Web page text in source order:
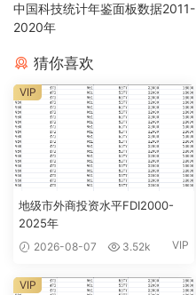
中国科技统计年鉴面板数据2011-
2020年
猜你喜欢
地级市外商投资水平FDI2000-
2025年
2026-08-07 3.52k VIP
VIP
VIP